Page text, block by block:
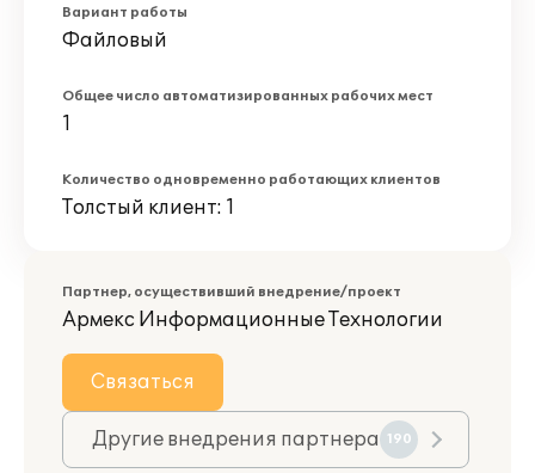
Вариант работы
Файловый
Общее число автоматизированных рабочих мест
1
Количество одновременно работающих клиентов
Толстый клиент: 1
Партнер, осуществивший внедрение/проект
Армекс Информационные Технологии
Связаться
Другие внедрения партнера 190